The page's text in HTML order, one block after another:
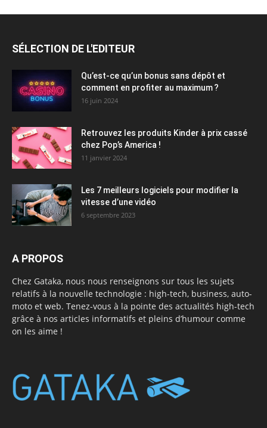
SÉLECTION DE L'EDITEUR
Qu’est-ce qu’un bonus sans dépôt et
comment en profiter au maximum ?
16 juin 2024
Retrouvez les produits Kinder à prix cassé
chez Pop’s America !
11 janvier 2024
Les 7 meilleurs logiciels pour modifier la
vitesse d’une vidéo
6 septembre 2023
A PROPOS
Chez Gataka, nous nous renseignons sur tous les sujets
relatifs à la nouvelle technologie : high-tech, business, auto-
moto et web. Tenez-vous à la pointe des actualités high-tech
grâce à nos articles informatifs et pleins d’humour comme
on les aime !